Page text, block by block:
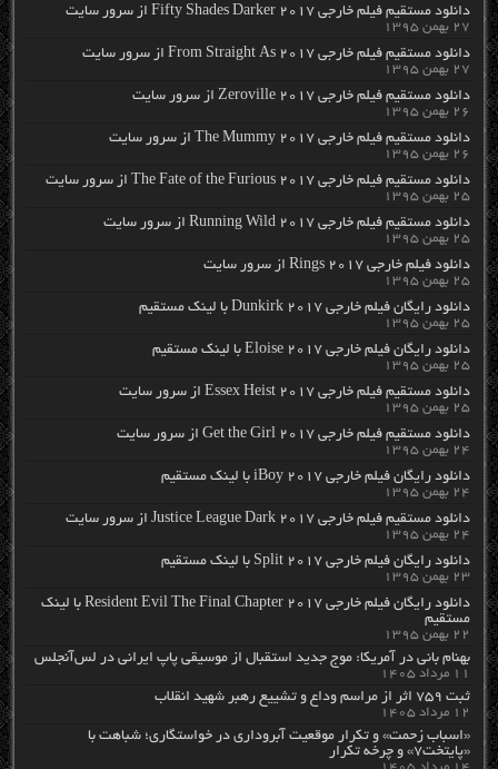
دانلود مستقیم فیلم خارجی Fifty Shades Darker 2017 از سرور سایت
۲۷ بهمن ۱۳۹۵
دانلود مستقیم فیلم خارجی From Straight As 2017 از سرور سایت
۲۷ بهمن ۱۳۹۵
دانلود مستقیم فیلم خارجی Zeroville 2017 از سرور سایت
۲۶ بهمن ۱۳۹۵
دانلود مستقیم فیلم خارجی The Mummy 2017 از سرور سایت
۲۶ بهمن ۱۳۹۵
دانلود مستقیم فیلم خارجی The Fate of the Furious 2017 از سرور سایت
۲۵ بهمن ۱۳۹۵
دانلود مستقیم فیلم خارجی Running Wild 2017 از سرور سایت
۲۵ بهمن ۱۳۹۵
دانلود فیلم خارجی Rings 2017 از سرور سایت
۲۵ بهمن ۱۳۹۵
دانلود رایگان فیلم خارجی Dunkirk 2017 با لینک مستقیم
۲۵ بهمن ۱۳۹۵
دانلود رایگان فیلم خارجی Eloise 2017 با لینک مستقیم
۲۵ بهمن ۱۳۹۵
دانلود مستقیم فیلم خارجی Essex Heist 2017 از سرور سایت
۲۵ بهمن ۱۳۹۵
دانلود مستقیم فیلم خارجی Get the Girl 2017 از سرور سایت
۲۴ بهمن ۱۳۹۵
دانلود رایگان فیلم خارجی iBoy 2017 با لینک مستقیم
۲۴ بهمن ۱۳۹۵
دانلود مستقیم فیلم خارجی Justice League Dark 2017 از سرور سایت
۲۴ بهمن ۱۳۹۵
دانلود رایگان فیلم خارجی Split 2017 با لینک مستقیم
۲۳ بهمن ۱۳۹۵
دانلود رایگان فیلم خارجی Resident Evil The Final Chapter 2017 با لینک
مستقیم
۲۲ بهمن ۱۳۹۵
بهنام بانی در آمریکا: موج جدید استقبال از موسیقی پاپ ایرانی در لس‌آنجلس
۱۱ مرداد ۱۴۰۵
ثبت ۷۵۹ اثر از مراسم وداع و تشییع رهبر شهید انقلاب
۱۲ مرداد ۱۴۰۵
«اسباب زحمت» و تکرار موقعیت آبروداری در خواستگاری؛ شباهت با
«پایتخت۷» و چرخه تکرار